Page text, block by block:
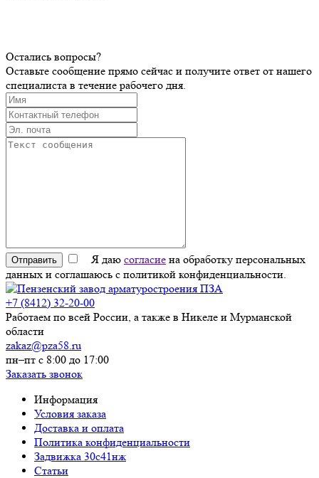
Остались вопросы?
Оставьте сообщение прямо сейчас и получите ответ от нашего
специалиста в течение рабочего дня.
Отправить Я даю согласие на обработку персональных
данных и соглашаюсь с политикой конфиденциальности.
+7 (8412) 32-20-00
Работаем по всей России, а также в Никеле и Мурманской
области
zakaz@pza58.ru
пн–пт с 8:00 до 17:00
Заказать звонок
Информация
Условия заказа
Доставка и оплата
Политика конфиденциальности
Задвижка 30с41нж
Статьи